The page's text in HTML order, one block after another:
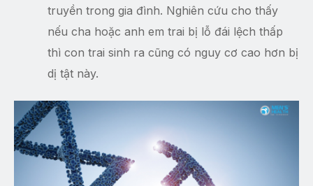
truyền trong gia đình. Nghiên cứu cho thấy
nếu cha hoặc anh em trai bị lỗ đái lệch thấp
thì con trai sinh ra cũng có nguy cơ cao hơn bị
dị tật này.